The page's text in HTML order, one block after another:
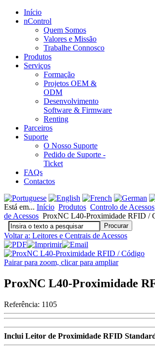
Início
nControl
Quem Somos
Valores e Missão
Trabalhe Connosco
Produtos
Serviços
Formação
Projetos OEM &
ODM
Desenvolvimento
Software & Firmware
Renting
Parceiros
Suporte
O Nosso Suporte
Pedido de Suporte -
Ticket
FAQs
Contactos
Está em... Início Produtos Controlo de Acessos
de Acessos ProxNC L40-Proximidade RFID /
Voltar a: Leitores e Centrais de Acessos
Pairar para zoom, clicar para ampliar
ProxNC L40-Proximidade
Referência: 1105
Inclui Leitor de Proximidade RFID